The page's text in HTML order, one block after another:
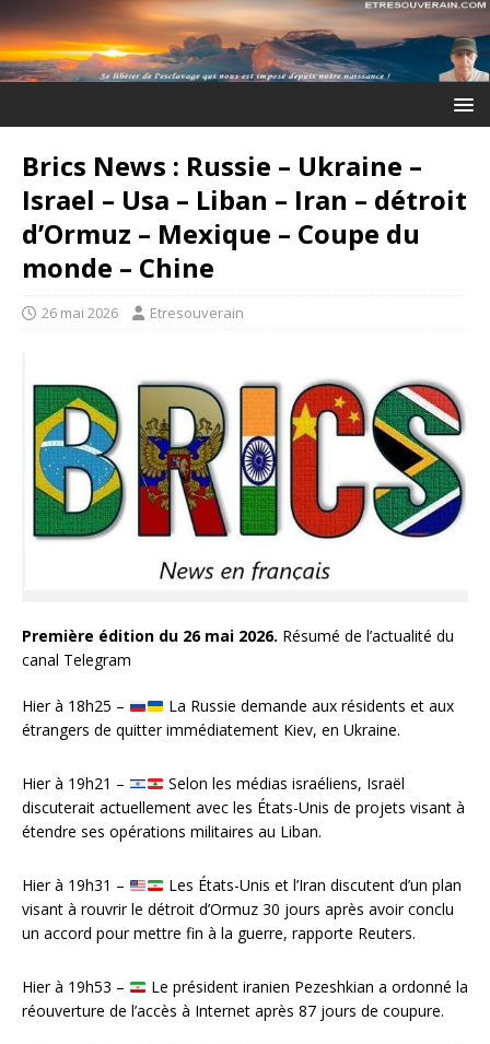
Brics News : Russie – Ukraine –
Israel – Usa – Liban – Iran – détroit
d’Ormuz – Mexique – Coupe du
monde – Chine
26 mai 2026 Etresouverain
Première édition du 26 mai 2026. Résumé de l’actualité du
canal Telegram
Hier à 18h25 –
La Russie demande aux résidents et aux
étrangers de quitter immédiatement Kiev, en Ukraine.
Hier à 19h21 –
Selon les médias israéliens, Israël
discuterait actuellement avec les États-Unis de projets visant à
étendre ses opérations militaires au Liban.
Hier à 19h31 –
Les États-Unis et l’Iran discutent d’un plan
visant à rouvrir le détroit d’Ormuz 30 jours après avoir conclu
un accord pour mettre fin à la guerre, rapporte Reuters.
Hier à 19h53 –
Le président iranien Pezeshkian a ordonné la
réouverture de l’accès à Internet après 87 jours de coupure.